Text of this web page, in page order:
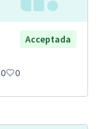
Acceptada
0 0